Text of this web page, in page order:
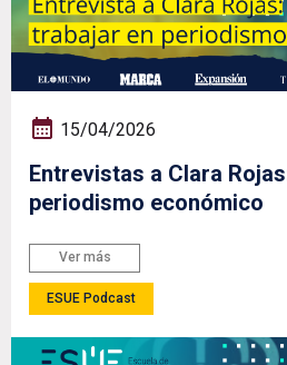
15/04/2026
Entrevistas a Clara
periodismo económico
Ver más
ESUE Podcast